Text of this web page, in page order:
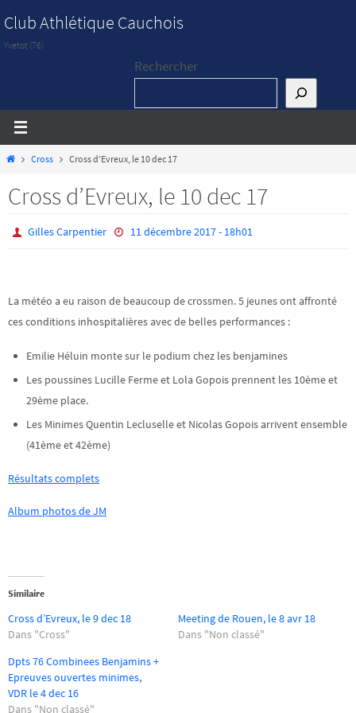
vers
le
Club Athlétique Cauchois
Yvetot (76)
Rechercher
HomeCross Cross d’Evreux, le 10 dec 17
Cross d’Evreux, le 10 dec 17
Gilles Carpentier 11 décembre 2017 - 18h01
La météo a eu raison de beaucoup de crossmen. 5 jeunes ont affronté
ces conditions inhospitalières avec de belles performances :
Emilie Héluin monte sur le podium chez les benjamines
Les poussines Lucille Ferme et Lola Gopois prennent les 10ème et
29ème place.
Les Minimes Quentin Lecluselle et Nicolas Gopois arrivent ensemble
(41ème et 42ème)
Résultats complets
Album photos de JM
Similaire
Cross d’Evreux, le 9 dec 18
Dans "Cross"
Meeting de Rouen, le 8 avr 18
Dans "Non classé"
Dpts 76 Combinees Benjamins +
Epreuves ouvertes minimes,
VDR le 4 dec 16
Dans "Non classé"